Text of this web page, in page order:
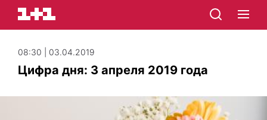
08:30 | 03.04.2019
Цифра дня: 3 апреля 2019 года